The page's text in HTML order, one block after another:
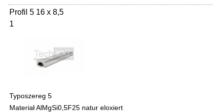
Profil 5 16 x 8,5
1
Typoszereg 5
Materiał AlMgSi0,5F25 natur eloxiert